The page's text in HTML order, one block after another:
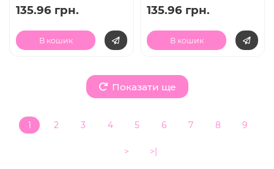
135.96 грн.
В кошик
135.96 грн.
В кошик
Показати ще
1 2 3 4 5 6 7 8 9
> >|